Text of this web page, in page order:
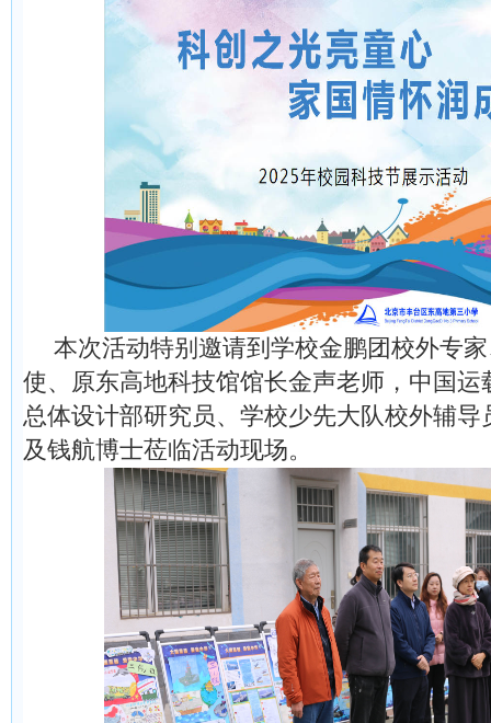
本次活动特别邀请到学校金鹏团校外专
使、原东高地科技馆馆长金声老师，中国运
总体设计部研究员、学校少先大队校外辅导
及钱航博士莅临活动现场。